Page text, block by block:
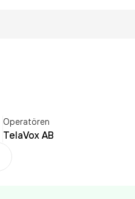
Operatören
TelaVox AB